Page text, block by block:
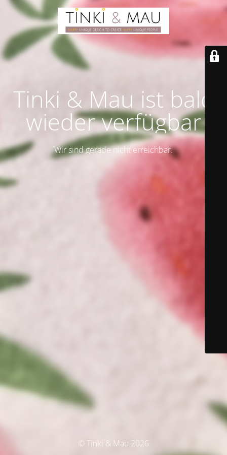
Tinki & Mau ist bald
wieder verfügbar
Wir sind gerade nicht erreichbar.
© Tinki & Mau 2026